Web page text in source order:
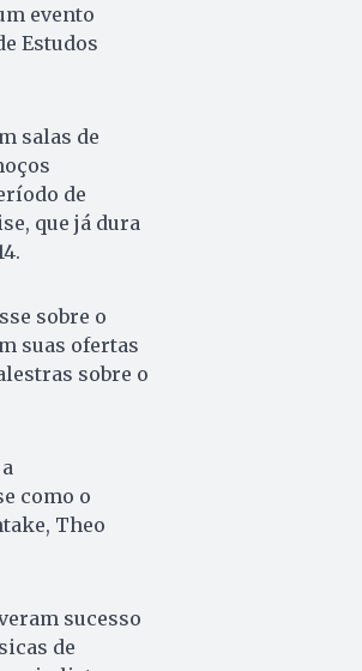
evento
Estudos
salas de
de
que já dura
sobre o
suas ofertas
sobre o
como o
Theo
sucesso
de